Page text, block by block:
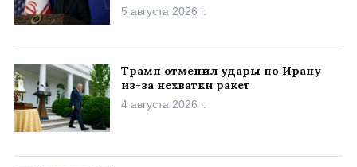
5 августа 2026 г.
Трамп отменил удары по Ирану
из-за нехватки ракет
4 августа 2026 г.